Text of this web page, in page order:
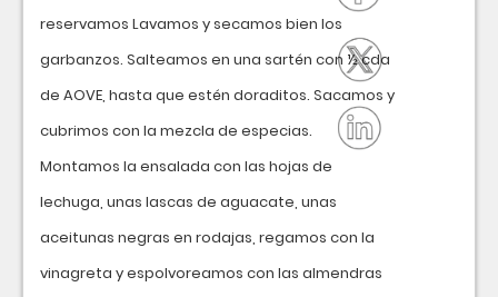
reservamos Lavamos y secamos bien los
garbanzos. Salteamos en una sartén con ½ cda
de AOVE, hasta que estén doraditos. Sacamos y
cubrimos con la mezcla de especias.
Montamos la ensalada con las hojas de
lechuga, unas lascas de aguacate, unas
aceitunas negras en rodajas, regamos con la
vinagreta y espolvoreamos con las almendras